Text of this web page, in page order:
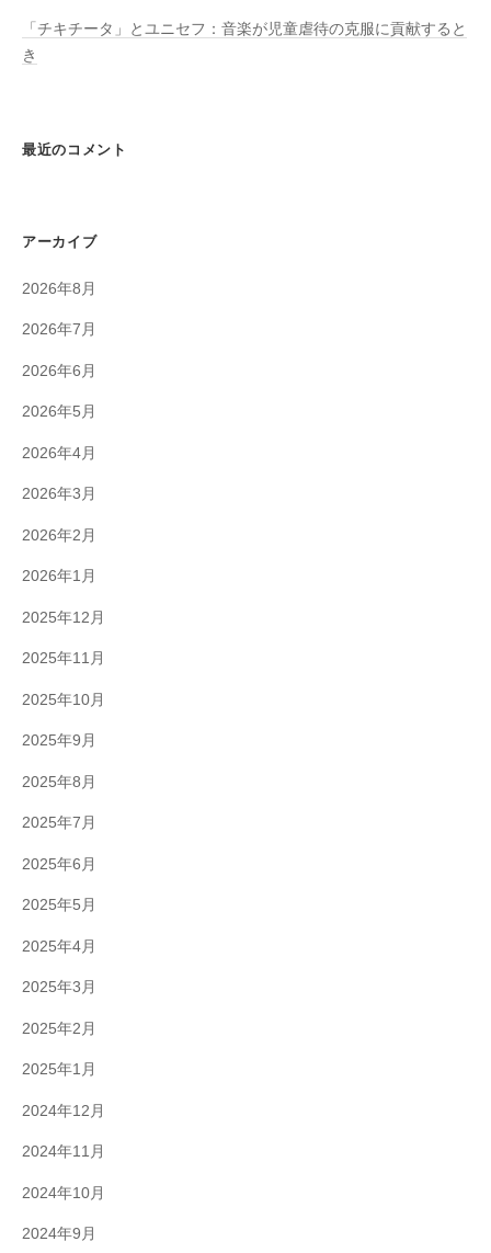
「チキチータ」とユニセフ：音楽が児童虐待の克服に貢献すると
き
最近のコメント
アーカイブ
2026年8月
2026年7月
2026年6月
2026年5月
2026年4月
2026年3月
2026年2月
2026年1月
2025年12月
2025年11月
2025年10月
2025年9月
2025年8月
2025年7月
2025年6月
2025年5月
2025年4月
2025年3月
2025年2月
2025年1月
2024年12月
2024年11月
2024年10月
2024年9月